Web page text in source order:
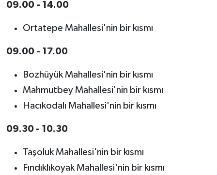
09.00 - 14.00
Ortatepe Mahallesi'nin bir kısmı
09.00 - 17.00
Bozhüyük Mahallesi'nin bir kısmı
Mahmutbey Mahallesi'nin bir kısmı
Hacıkodalı Mahallesi'nin bir kısmı
09.30 - 10.30
Taşoluk Mahallesi'nin bir kısmı
Fındıklıkoyak Mahallesi'nin bir kısmı